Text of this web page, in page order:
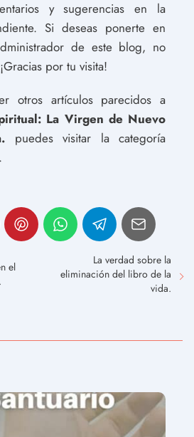
y sugerencias en la
Si deseas ponerte en
de este blog, no
por tu visita!
otros artículos parecidos a
La Virgen de Nuevo
puedes visitar la categoría
.
el
La verdad sobre la
eliminación del libro de la
vida.